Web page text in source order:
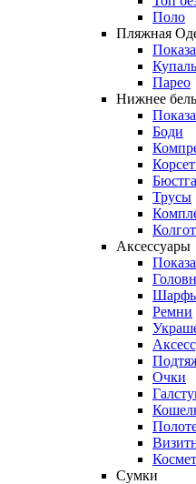
Поло
Пляжная
Парео
Нижнее
Боди
Трусы
Аксессуары
Шарфы
Ремни
Очки
Сумки